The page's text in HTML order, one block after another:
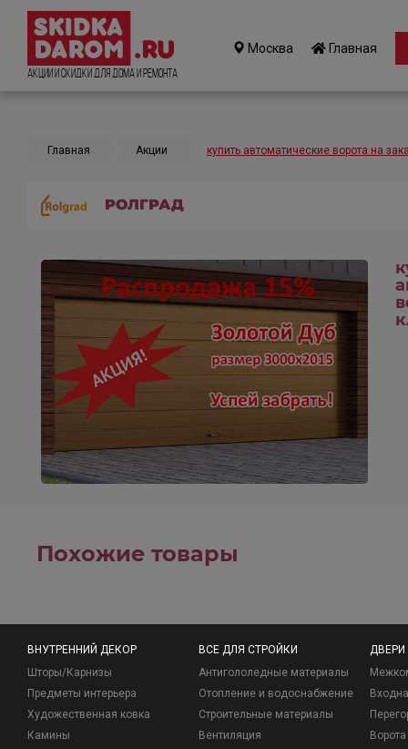
Акции и Скидки для дома и ремонта
Москва Главная
Главная Акции купить автоматические ворота на
РОЛГРАД
Похожие товары
ВНУТРЕННИЙ ДЕКОР
Шторы/Карнизы
Предметы интерьера
Художественная ковка
Камины
ВСЕ ДЛЯ СТРОЙКИ
Антигололедные материалы
Отопление и водоснабжение
Строительные материалы
Вентиляция
ДВЕРИ
Ворота